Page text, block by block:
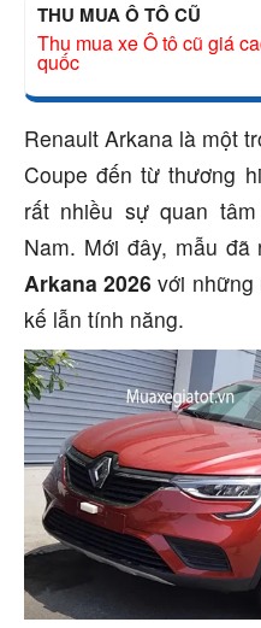
THU MUA Ô TÔ CŨ
Thu mua xe Ô tô cũ giá
quốc
Renault Arkana là một
Coupe đến từ thương
rất nhiều sự quan
Nam. Mới đây, mẫu đã
Arkana 2026 với những
kế lẫn tính năng.